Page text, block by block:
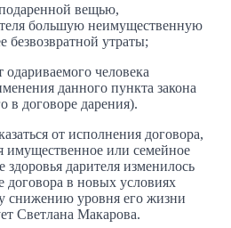
вещью,
большую неимущественную
безвозвратной утраты;
одариваемого человека
данного пункта закона
в договоре дарения).
от исполнения договора,
имущественное или семейное
дарителя изменилось
договора в новых условиях
снижению уровня его жизни
Светлана Макарова.